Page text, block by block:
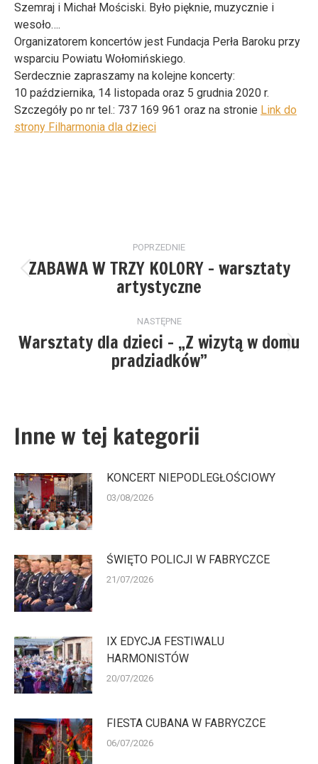
Szemraj i Michał Mościski. Było pięknie, muzycznie i
wesoło….
Organizatorem koncertów jest Fundacja Perła Baroku przy
wsparciu Powiatu Wołomińskiego.
Serdecznie zapraszamy na kolejne koncerty:
10 października, 14 listopada oraz 5 grudnia 2020 r.
Szczegóły po nr tel.: 737 169 961 oraz na stronie Link do
strony Filharmonia dla dzieci
wpisów
POPRZEDNIE
Poprzedni
wpis:
ZABAWA W TRZY KOLORY – warsztaty
artystyczne
NASTĘPNE
Następny
wpis:
Warsztaty dla dzieci – „Z wizytą w domu
pradziadków”
Inne w tej kategorii
KONCERT NIEPODLEGŁOŚCIOWY
03/08/2026
ŚWIĘTO POLICJI W FABRYCZCE
21/07/2026
IX EDYCJA FESTIWALU
HARMONISTÓW
20/07/2026
FIESTA CUBANA W FABRYCZCE
06/07/2026